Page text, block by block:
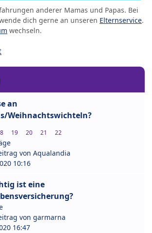
anderer Mamas und Papas. Bei
dich gerne an unseren Elternservice.
wechseln.
an
Weihnachtswichteln?
19 20 21 22
von Aqualandia
10:16
ist eine
von garmarna
16:47